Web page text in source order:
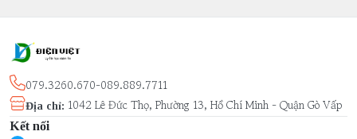
079.3260.670-089.889.7711
Địa chỉ: 1042 Lê Đức Thọ, Phường 13, Hồ Chí Minh - Quận Gò Vấp
Kết nối